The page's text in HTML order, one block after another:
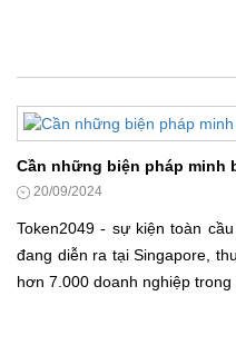
Cần những biện pháp minh
20/09/2024
Token2049 - sự kiện toàn
đang diễn ra tại Singapore,
hơn 7.000 doanh nghiệp trong